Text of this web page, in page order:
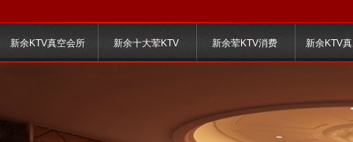
新余KTV真空会所 新余十大荤KTV 新余荤KTV消费 新余KTV